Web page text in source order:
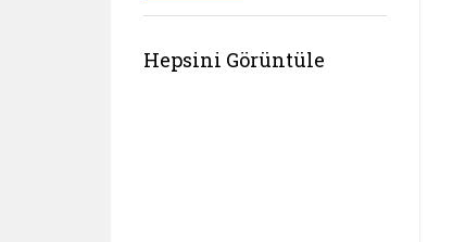
Hepsini Görüntüle